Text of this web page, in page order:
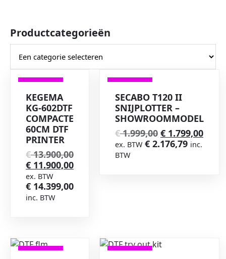
Productcategorieën
KEGEMA
KG-602DTF
COMPACTE
60CM DTF
PRINTER
€13.900,00
€ 11.900,00
ex. BTW
€ 14.399,00
inc. BTW
SECABO T120 II
SNIJPLOTTER –
SHOWROOMMODEL
€1.999,00 € 1.799,00
ex. BTW € 2.176,79 inc.
BTW